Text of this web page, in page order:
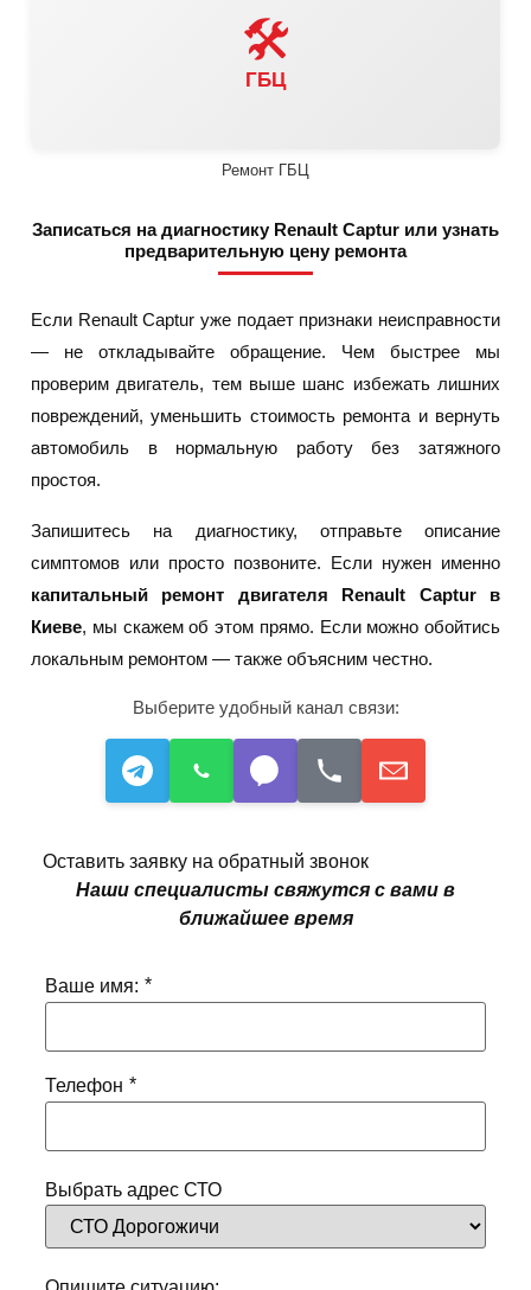
🛠️
ГБЦ
Ремонт ГБЦ
Записаться на диагностику Renault Captur или узнать
предварительную цену ремонта
Если Renault Captur уже подает признаки неисправности
— не откладывайте обращение. Чем быстрее мы
проверим двигатель, тем выше шанс избежать лишних
повреждений, уменьшить стоимость ремонта и вернуть
автомобиль в нормальную работу без затяжного
простоя.
Запишитесь на диагностику, отправьте описание
симптомов или просто позвоните. Если нужен именно
капитальный ремонт двигателя Renault Captur в
Киеве, мы скажем об этом прямо. Если можно обойтись
локальным ремонтом — также объясним честно.
Выберите удобный канал связи:
Оставить заявку на обратный звонок
Наши специалисты свяжутся с вами в
ближайшее время
Ваше имя: *
Телефон *
Выбрать адрес СТО